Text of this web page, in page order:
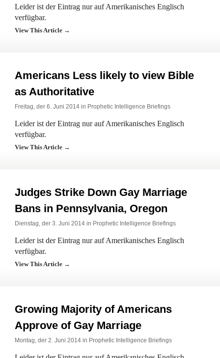
Leider ist der Eintrag nur auf Amerikanisches Englisch
verfügbar.
View This Article →
Americans Less likely to view Bible
as Authoritative
Freitag, der 6. Juni 2014 in Prophetic Intelligence Briefings
Leider ist der Eintrag nur auf Amerikanisches Englisch
verfügbar.
View This Article →
Judges Strike Down Gay Marriage
Bans in Pennsylvania, Oregon
Dienstag, der 3. Juni 2014 in Prophetic Intelligence Briefings
Leider ist der Eintrag nur auf Amerikanisches Englisch
verfügbar.
View This Article →
Growing Majority of Americans
Approve of Gay Marriage
Montag, der 2. Juni 2014 in Prophetic Intelligence Briefings